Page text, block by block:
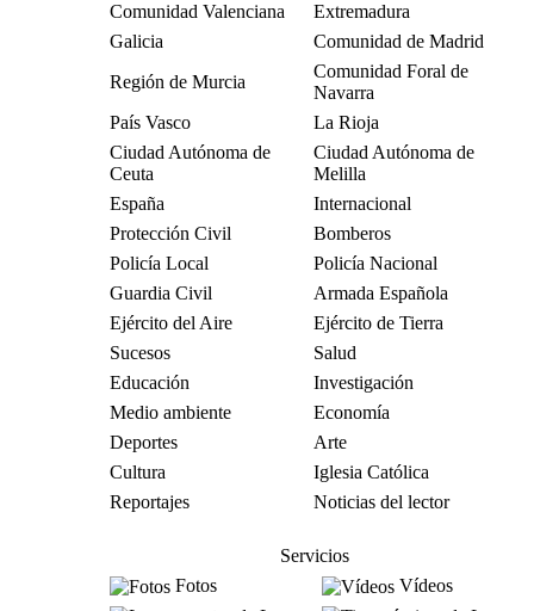
Comunidad Valenciana
Extremadura
Galicia
Comunidad de Madrid
Región de Murcia
Comunidad Foral de
Navarra
País Vasco
La Rioja
Ciudad Autónoma de
Ceuta
Ciudad Autónoma de
Melilla
España
Internacional
Protección Civil
Bomberos
Policía Local
Policía Nacional
Guardia Civil
Armada Española
Ejército del Aire
Ejército de Tierra
Sucesos
Salud
Educación
Investigación
Medio ambiente
Economía
Deportes
Arte
Cultura
Iglesia Católica
Reportajes
Noticias del lector
Servicios
Fotos
Vídeos